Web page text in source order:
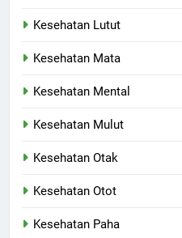
Kesehatan Lutut
Kesehatan Mata
Kesehatan Mental
Kesehatan Mulut
Kesehatan Otak
Kesehatan Otot
Kesehatan Paha